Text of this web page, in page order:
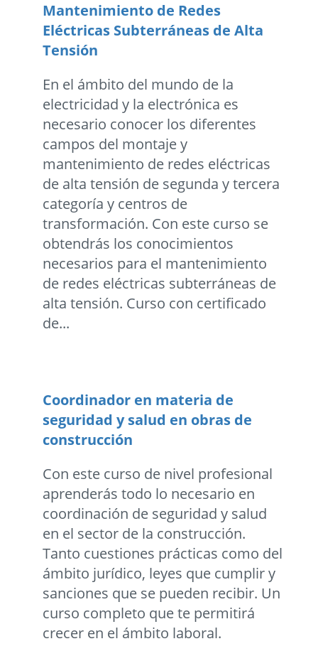
Mantenimiento de Redes
Eléctricas Subterráneas de Alta
Tensión
En el ámbito del mundo de la
electricidad y la electrónica es
necesario conocer los diferentes
campos del montaje y
mantenimiento de redes eléctricas
de alta tensión de segunda y tercera
categoría y centros de
transformación. Con este curso se
obtendrás los conocimientos
necesarios para el mantenimiento
de redes eléctricas subterráneas de
alta tensión. Curso con certificado
de...
Coordinador en materia de
seguridad y salud en obras de
construcción
Con este curso de nivel profesional
aprenderás todo lo necesario en
coordinación de seguridad y salud
en el sector de la construcción.
Tanto cuestiones prácticas como del
ámbito jurídico, leyes que cumplir y
sanciones que se pueden recibir. Un
curso completo que te permitirá
crecer en el ámbito laboral.